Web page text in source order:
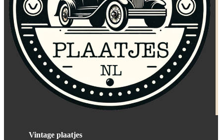
Vintage plaatjes